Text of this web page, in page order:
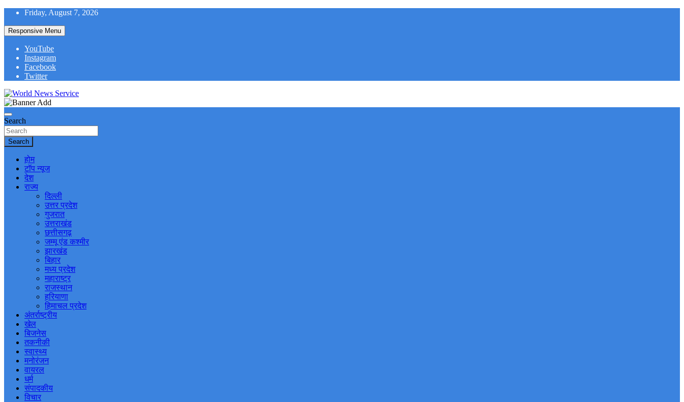
Skip
content
Friday, August 7, 2026
Responsive Menu
YouTube
Instagram
Facebook
Twitter
World News Service
Search
Search
होम
टॉप न्यूज
देश
राज्य
दिल्ली
उत्तर प्रदेश
गुजरात
उत्तराखंड
छत्तीसगढ़
जम्मू एंड कश्मीर
झारखंड
बिहार
मध्य प्रदेश
महाराष्ट्र
राजस्थान
हरियाणा
हिमाचल प्रदेश
अंतर्राष्ट्रीय
खेल
बिजनेस
तकनीकी
स्वास्थ्य
मनोरंजन
वायरल
धर्म
संपादकीय
विचार